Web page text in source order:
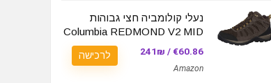
נעלי קולומביה חצי גבוהות
Columbia REDMOND V2 MID
€60.86 / 241₪
Amazon
לרכישה